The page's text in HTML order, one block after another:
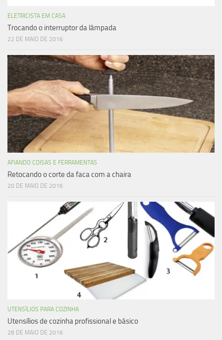
ELETRICISTA EM CASA
Trocando o interruptor da lâmpada
22 DE MAIO DE 2016
AFIANDO COISAS E FERRAMENTAS
Retocando o corte da faca com a chaira
20 DE MAIO DE 2016
UTENSÍLIOS PARA COZINHA
Utensílios de cozinha profissional e básico
28 DE MAIO DE 2016